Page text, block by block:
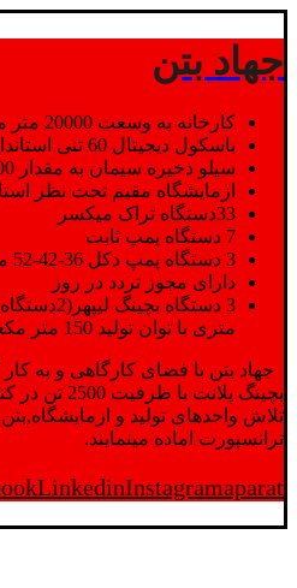
جهاد بتن
کارخانه به وسعت 20000 متر مربع
باسکول دیجیتال 60 تنی استاندارد
سیلو ذخیره سیمان به مقدار 2500تن
ازمایشگاه مقیم تحت نظر
33دستگاه تراک میکسر
7 دستگاه پمپ ثابت
3 دستگاه پمپ دکل 36-42-52 متری
دارای مجوز تردد در روز
متری با توان تولید 150 متر مکعب در ساعت)
جهاد بتن با فضای کارگاهی و به
بچینگ پلانت
تلاش واحدهای تولید و
ترانسپورت اماده مینمایند.
LinkedinInstagramaparat